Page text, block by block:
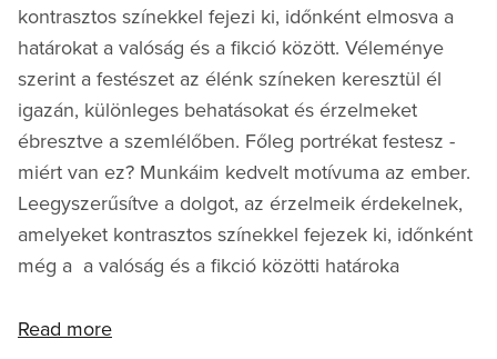
kontrasztos színekkel fejezi ki, időnként elmosva a
határokat a valóság és a fikció között. Véleménye
szerint a festészet az élénk színeken keresztül él
igazán, különleges behatásokat és érzelmeket
ébresztve a szemlélőben. Főleg portrékat festesz -
miért van ez? Munkáim kedvelt motívuma az ember.
Leegyszerűsítve a dolgot, az érzelmeik érdekelnek,
amelyeket kontrasztos színekkel fejezek ki, időnként
még a a valóság és a fikció közötti határoka
Read more